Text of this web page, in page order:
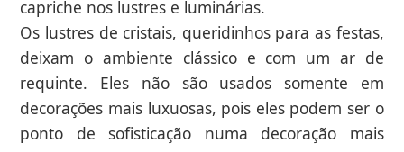
capriche nos lustres e luminárias.
Os lustres de cristais, queridinhos para as festas,
deixam o ambiente clássico e com um ar de
requinte. Eles não são usados somente em
decorações mais luxuosas, pois eles podem ser o
ponto de sofisticação numa decoração mais